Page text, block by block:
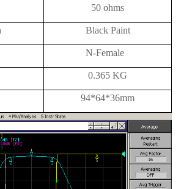
50 ohms
Black Paint
N-Female
0.365 KG
94*64*36mm